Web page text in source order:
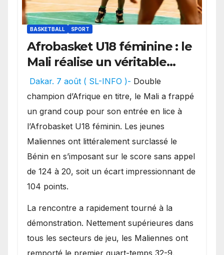
BASKETBALL SPORT
Afrobasket U18 féminine : le
Mali réalise un véritable
festival offensif et inflige
une lourde défaite au
Bénin.
Dakar. 7 août ( SL-INFO )- Double
champion d’Afrique en titre, le Mali a frappé
un grand coup pour son entrée en lice à
l’Afrobasket U18 féminin. Les jeunes
Maliennes ont littéralement surclassé le
Bénin en s’imposant sur le score sans appel
de 124 à 20, soit un écart impressionnant de
104 points.
La rencontre a rapidement tourné à la
démonstration. Nettement supérieures dans
tous les secteurs de jeu, les Maliennes ont